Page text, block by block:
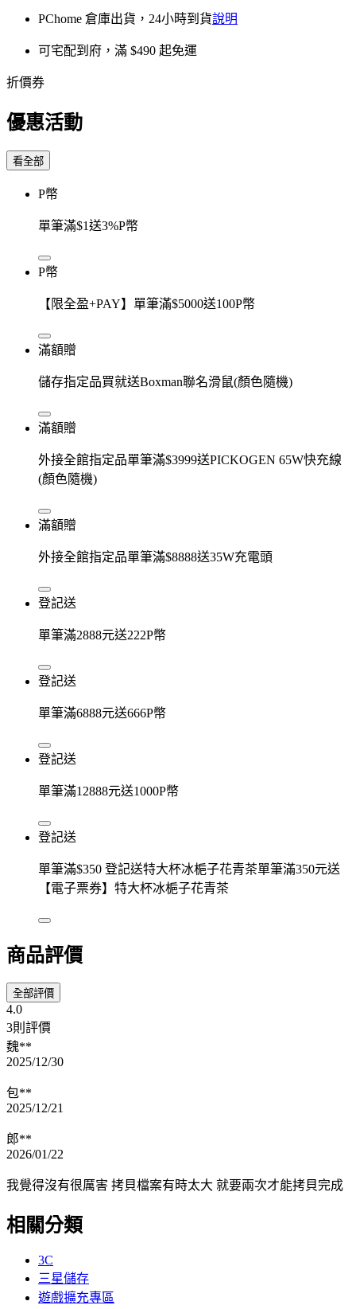
PChome 倉庫出貨，24小時到貨說明
可宅配到府，滿 $490 起免運
折價券
優惠活動
看全部
P幣
單筆滿$1送3%P幣
P幣
【限全盈+PAY】單筆滿$5000送100P幣
滿額贈
儲存指定品買就送Boxman聯名滑鼠(顏色隨機)
滿額贈
外接全館指定品單筆滿$3999送PICKOGEN 65W快充線
(顏色隨機)
滿額贈
外接全館指定品單筆滿$8888送35W充電頭
登記送
單筆滿2888元送222P幣
登記送
單筆滿6888元送666P幣
登記送
單筆滿12888元送1000P幣
登記送
單筆滿$350 登記送特大杯冰梔子花青茶單筆滿350元送
【電子票券】特大杯冰梔子花青茶
商品評價
全部評價
4.0
3則評價
魏**
2025/12/30
包**
2025/12/21
郎**
2026/01/22
我覺得沒有很厲害 拷貝檔案有時太大 就要兩次才能拷貝完成
相關分類
3C
三星儲存
遊戲擴充專區